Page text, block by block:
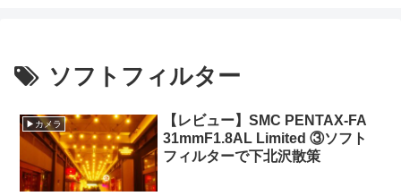
ソフトフィルター
▶カメラ
【レビュー】SMC PENTAX-FA
31mmF1.8AL Limited ③ソフト
フィルターで下北沢散策